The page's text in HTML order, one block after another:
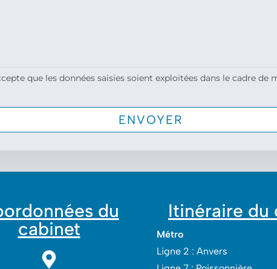
que les données saisies soient exploitées dans le cadre
du
cabinet
Itinéraire du
Métro
Ligne 2 : Anvers